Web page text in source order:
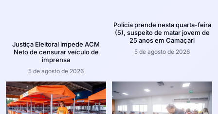
Justiça Eleitoral impede ACM
Neto de censurar veículo de
imprensa
5 de agosto de 2026
Polícia prende nesta quarta-feira
(5), suspeito de matar jovem de
25 anos em Camaçari
5 de agosto de 2026